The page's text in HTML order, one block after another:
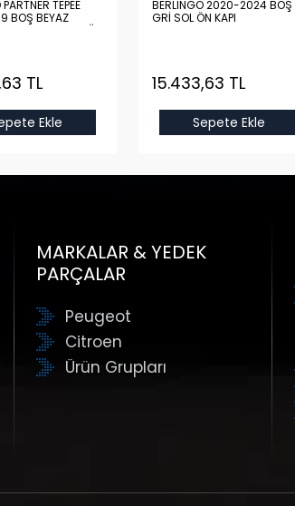
TEPEE
BOŞ BEYAZ
AÇMA SAĞ
TL
Ekle
BERLİNGO 2020-2024 BOŞ
GRİ SOL ÖN KAPI
15.433,63 TL
Sepete Ekle
MARKALAR & YEDEK
PARÇALAR
Peugeot
Citroen
Ürün Grupları